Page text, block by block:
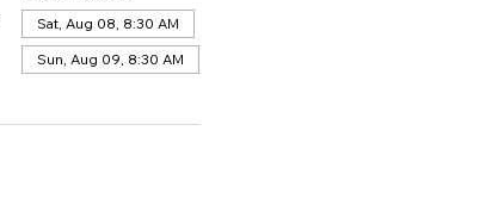
Sat, Aug 08, 8:30 AM
Sun, Aug 09, 8:30 AM